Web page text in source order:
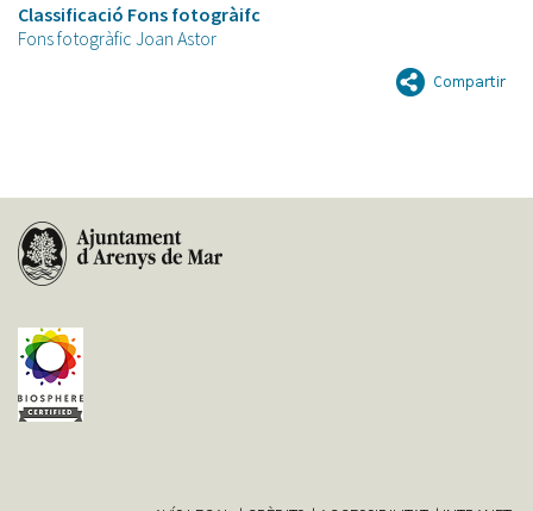
Classificació Fons fotogràifc
Fons fotogràfic Joan Astor